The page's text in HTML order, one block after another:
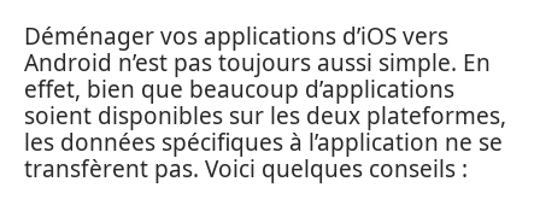
Déménager vos applications d’iOS vers
Android n’est pas toujours aussi simple. En
effet, bien que beaucoup d’applications
soient disponibles sur les deux plateformes,
les données spécifiques à l’application ne se
transfèrent pas. Voici quelques conseils :